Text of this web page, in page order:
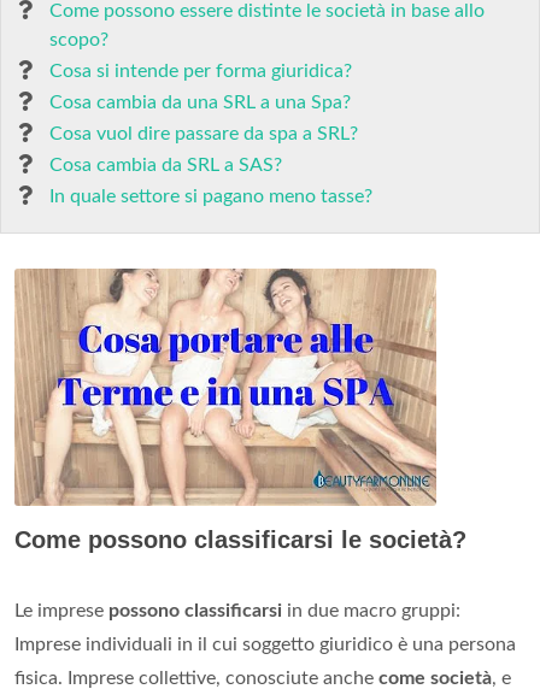
Come possono essere distinte le società in base allo
scopo?
Cosa si intende per forma giuridica?
Cosa cambia da una SRL a una Spa?
Cosa vuol dire passare da spa a SRL?
Cosa cambia da SRL a SAS?
In quale settore si pagano meno tasse?
Come possono classificarsi le società?
Le imprese possono classificarsi in due macro gruppi:
Imprese individuali in il cui soggetto giuridico è una persona
fisica. Imprese collettive, conosciute anche come società, e